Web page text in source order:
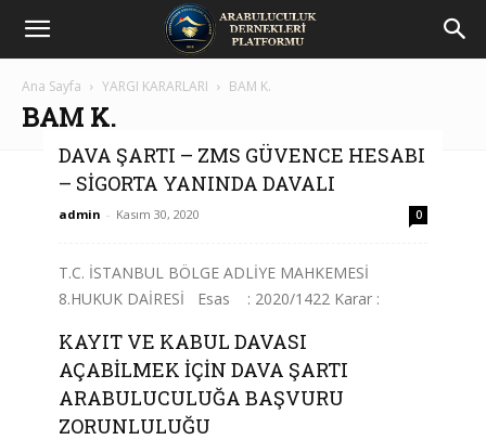
Arabuluculuk
Dernekleri
Platformu
Ana Sayfa YARGI KARARLARI BAM K.
BAM K.
DAVA ŞARTI – ZMS GÜVENCE HESABI
– SİGORTA YANINDA DAVALI
admin - Kasım 30, 2020 0
T.C. İSTANBUL BÖLGE ADLİYE MAHKEMESİ
8.HUKUK DAİRESİ Esas : 2020/1422 Karar :
İ S T İ N A F M A H K E M E S...
Devamını Oku
KAYIT VE KABUL DAVASI
AÇABİLMEK İÇİN DAVA ŞARTI
ARABULUCULUĞA BAŞVURU
ZORUNLULUĞU